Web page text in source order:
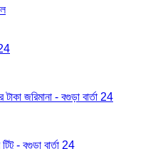
জরিমানা - বগুড়া বার্তা 24
- বগুড়া বার্তা 24